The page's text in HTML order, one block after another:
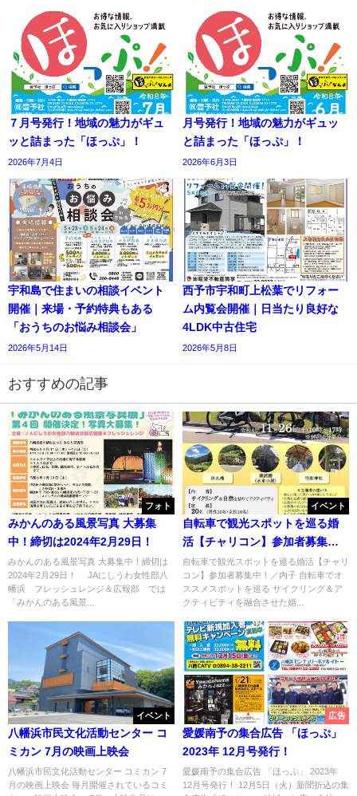
７月号発行！地域の魅力がギュ
ッと詰まった「ほっぷ」！
2026年7月4日
月号発行！地域の魅力がギュッ
と詰まった「ほっぷ」！
2026年6月3日
宇和島で住まいの相談イベント
開催｜来場・予約特典もある
「おうちのお悩み相談会」
2026年5月14日
西予市宇和町上松葉でリフォー
ム内覧会開催｜日当たり良好な
4LDK中古住宅
2026年5月8日
おすすめの記事
フォト
みかんのある風景写真 大募集
中！締切は2024年2月29日！
みかんのある風景写真 大募集中！締切は
2024年2月29日！ JAにしうわ女性部八
幡浜 フレッシュレンジ＆広報部 では
「みかんのある風景...
イベント
自転車で観光スポットを巡る婚
活【チャリコン】参加者募集
中！／内子
自転車で観光スポットを巡る婚活【チャリ
コン】参加者募集中！／内子 自転車でオ
ススメスポットを巡る サイクリング＆ア
クティビティを融合させた婚...
イベント
八幡浜市民文化活動センター コ
ミカン 7月の映画上映会
八幡浜市民文化活動センター コミカン 7
月の映画上映会 毎月開催されているコミ
広告
愛媛南予の集合広告 「ほっぷ」
2023年 12月号発行！
愛媛南予の集合広告 「ほっぷ」 2023年
12月号発行！ 12月5日（火）新聞折込の集